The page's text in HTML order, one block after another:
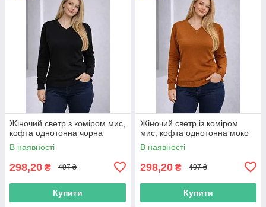
Жіночий светр з коміром мис,
кофта однотонна чорна
В наявності
298,20 ₴ 497 ₴
Купити
Жіночий светр із коміром
мис, кофта однотонна моко
В наявності
298,20 ₴ 497 ₴
Купити